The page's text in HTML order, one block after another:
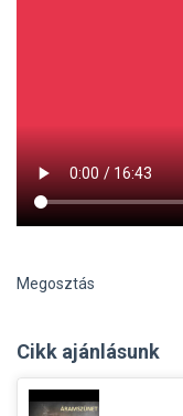
Megosztás
Cikk ajánlásunk